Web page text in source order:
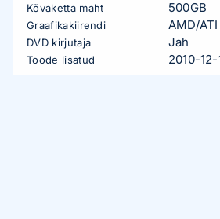
Kõvaketta maht 500GB
Graafikakiirendi AMD/ATI
DVD kirjutaja Jah
Toode lisatud 2010-12-